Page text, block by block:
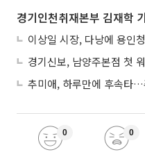
경기인천취재본부 김재학
0 0